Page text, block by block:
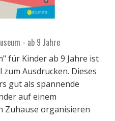
- ab 9 Jahre
für Kinder ab 9 Jahre ist
Ausdrucken. Dieses
gut als spannende
auf einem
Zuhause organisieren